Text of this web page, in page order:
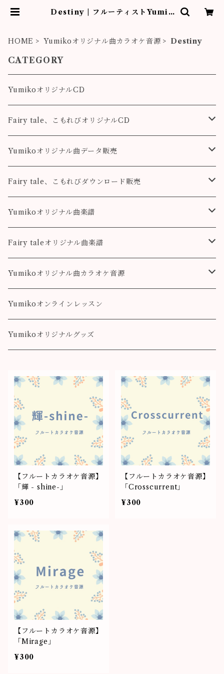
Destiny | フルーティストYumik
HOME Yumikoオリジナル曲カラオケ音源 Destiny
CATEGORY
YumikoオリジナルCD
Fairy tale、こもれびオリジナルCD
Fairy tale
こもれび
Yumikoオリジナル曲データ販売
Pleasure
Destiny
Destiny
colorful
Fairy tale、こもれびダウンロード販売
Fairy tale
こもれび
Yumikoオリジナル曲楽譜
Pleasure
Destiny
colorful
Fairy taleオリジナル曲楽譜
Landscape
Fairy Song
Yumikoオリジナル曲カラオケ音源
Pleasure
Destiny
Yumikoオンラインレッスン
Yumikoオリジナルグッズ
【フルートカラオケ音源】
「輝 - shine-」
¥300
【フルートカラオケ音源】
「Crosscurrent」
¥300
【フルートカラオケ音源】
「Mirage」
¥300